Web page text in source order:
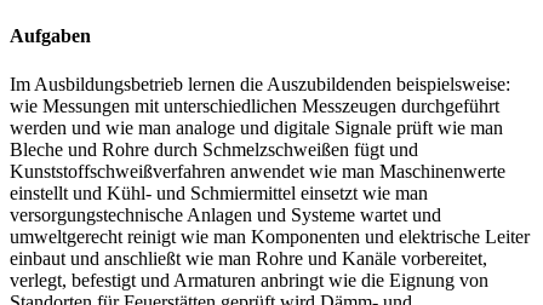
Aufgaben
Im Ausbildungsbetrieb lernen die Auszubildenden beispielsweise:
wie Messungen mit unterschiedlichen Messzeugen durchgeführt
werden und wie man analoge und digitale Signale prüft wie man
Bleche und Rohre durch Schmelzschweißen fügt und
Kunststoffschweißverfahren anwendet wie man Maschinenwerte
einstellt und Kühl- und Schmiermittel einsetzt wie man
versorgungstechnische Anlagen und Systeme wartet und
umweltgerecht reinigt wie man Komponenten und elektrische Leiter
einbaut und anschließt wie man Rohre und Kanäle vorbereitet,
verlegt, befestigt und Armaturen anbringt wie die Eignung von